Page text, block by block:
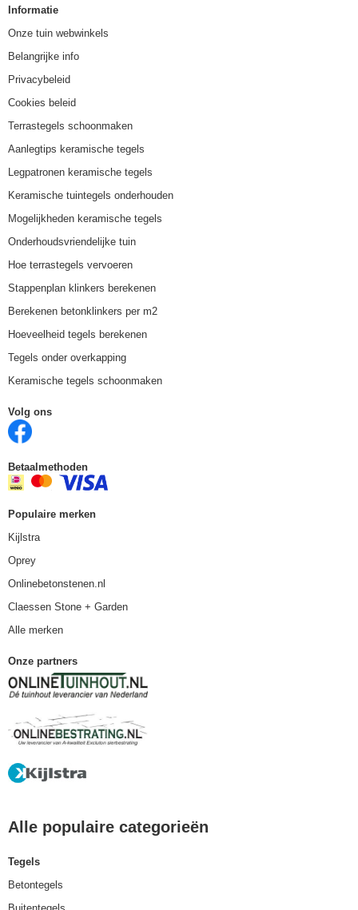
Informatie
Onze tuin webwinkels
Belangrijke info
Privacybeleid
Cookies beleid
Terrastegels schoonmaken
Aanlegtips keramische tegels
Legpatronen keramische tegels
Keramische tuintegels onderhouden
Mogelijkheden keramische tegels
Onderhoudsvriendelijke tuin
Hoe terrastegels vervoeren
Stappenplan klinkers berekenen
Berekenen betonklinkers per m2
Hoeveelheid tegels berekenen
Tegels onder overkapping
Keramische tegels schoonmaken
Volg ons
Betaalmethoden
Populaire merken
Kijlstra
Oprey
Onlinebetonstenen.nl
Claessen Stone + Garden
Alle merken
Onze partners
Alle populaire categorieën
Tegels
Betontegels
Buitentegels